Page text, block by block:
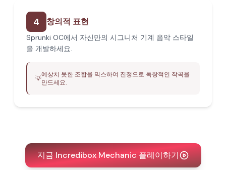
4 창의적 표현
Sprunki OC에서 자신만의 시그니처 기계 음악 스타일
을 개발하세요.
💡예상치 못한 조합을 믹스하여 진정으로 독창적인 작곡을
만드세요.
지금 Incredibox Mechanic 플레이하기